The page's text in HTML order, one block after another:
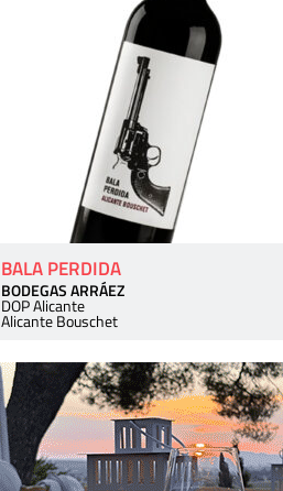
BALA PERDIDA
BODEGAS ARRÁEZ
DOP Alicante
Alicante Bouschet